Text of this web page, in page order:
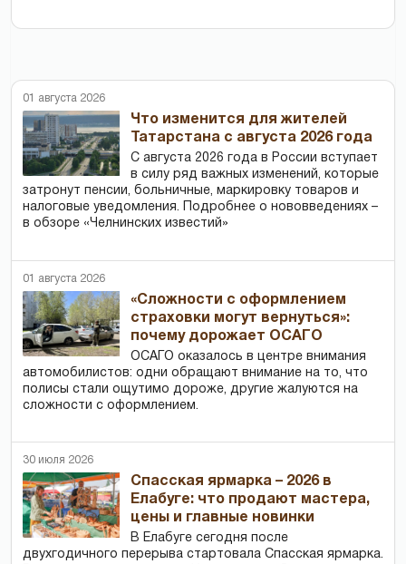
01 августа 2026
Что изменится для жителей
Татарстана с августа 2026 года
С августа 2026 года в России вступает
в силу ряд важных изменений, которые
затронут пенсии, больничные, маркировку товаров и
налоговые уведомления. Подробнее о нововведениях –
в обзоре «Челнинских известий»
01 августа 2026
«Сложности с оформлением
страховки могут вернуться»:
почему дорожает ОСАГО
ОСАГО оказалось в центре внимания
автомобилистов: одни обращают внимание на то, что
полисы стали ощутимо дороже, другие жалуются на
сложности с оформлением.
30 июля 2026
Спасская ярмарка – 2026 в
Елабуге: что продают мастера,
цены и главные новинки
В Елабуге сегодня после
двухгодичного перерыва стартовала Спасская ярмарка.